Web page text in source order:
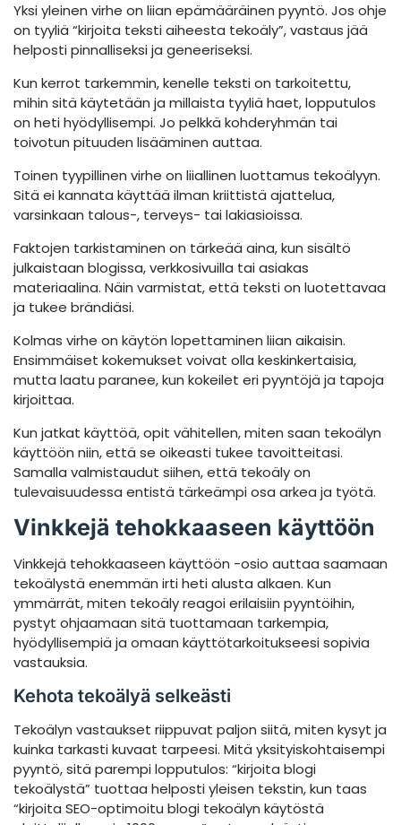
Yksi yleinen virhe on liian epämääräinen pyyntö. Jos ohje
on tyyliä “kirjoita teksti aiheesta tekoäly”, vastaus jää
helposti pinnalliseksi ja geneeriseksi.
Kun kerrot tarkemmin, kenelle teksti on tarkoitettu,
mihin sitä käytetään ja millaista tyyliä haet, lopputulos
on heti hyödyllisempi. Jo pelkkä kohderyhmän tai
toivotun pituuden lisääminen auttaa.
Toinen tyypillinen virhe on liiallinen luottamus tekoälyyn.
Sitä ei kannata käyttää ilman kriittistä ajattelua,
varsinkaan talous-, terveys- tai lakiasioissa.
Faktojen tarkistaminen on tärkeää aina, kun sisältö
julkaistaan blogissa, verkkosivuilla tai asiakas
materiaalina. Näin varmistat, että teksti on luotettavaa
ja tukee brändiäsi.
Kolmas virhe on käytön lopettaminen liian aikaisin.
Ensimmäiset kokemukset voivat olla keskinkertaisia,
mutta laatu paranee, kun kokeilet eri pyyntöjä ja tapoja
kirjoittaa.
Kun jatkat käyttöä, opit vähitellen, miten saan tekoälyn
käyttöön niin, että se oikeasti tukee tavoitteitasi.
Samalla valmistaudut siihen, että tekoäly on
tulevaisuudessa entistä tärkeämpi osa arkea ja työtä.
Vinkkejä tehokkaaseen käyttöön
Vinkkejä tehokkaaseen käyttöön -osio auttaa saamaan
tekoälystä enemmän irti heti alusta alkaen. Kun
ymmärrät, miten tekoäly reagoi erilaisiin pyyntöihin,
pystyt ohjaamaan sitä tuottamaan tarkempia,
hyödyllisempiä ja omaan käyttötarkoitukseesi sopivia
vastauksia.
Kehota tekoälyä selkeästi
Tekoälyn vastaukset riippuvat paljon siitä, miten kysyt ja
kuinka tarkasti kuvaat tarpeesi. Mitä yksityiskohtaisempi
pyyntö, sitä parempi lopputulos: “kirjoita blogi
tekoälystä” tuottaa helposti yleisen tekstin, kun taas
“kirjoita SEO-optimoitu blogi tekoälyn käytöstä